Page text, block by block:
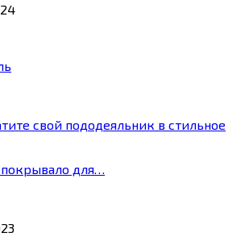
свой пододеяльник в стильное
покрывало для…